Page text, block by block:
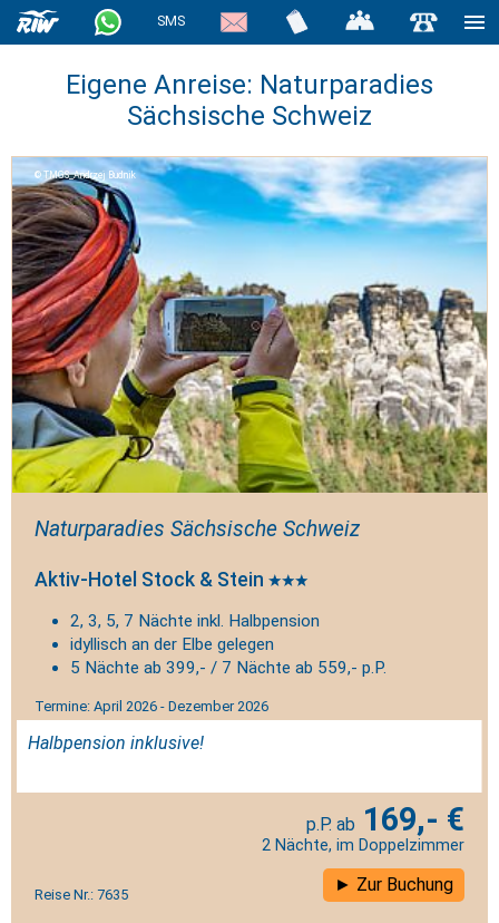
SMS
Eigene Anreise: Naturparadies
Sächsische Schweiz
TMGS_Andrzej Budnik
Naturparadies Sächsische Schweiz
Aktiv-Hotel Stock & Stein
2, 3, 5, 7 Nächte inkl. Halbpension
idyllisch an der Elbe gelegen
5 Nächte ab 399,- / 7 Nächte ab 559,- p.P.
Termine: April 2026 - Dezember 2026
Halbpension inklusive!
169,- €
2 Nächte, im Doppelzimmer
Reise Nr.: 7635 Zur Buchung